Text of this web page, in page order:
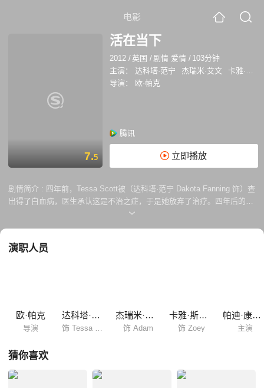
电影
7.5
活在当下
2012 / 英国 /剧情 爱情 / 103分钟
主演：
达科塔·范宁 杰瑞米·艾文
卡雅·斯考达里奥
导演：
欧·帕克
腾讯
立即播放
剧情简介 : 四年前，Tessa Scott被（达科塔·范宁 Dakota Fanning 饰）查
出得了白血病，医生承认这是不治之症，于是她放弃了治疗。四年后的今
天，她的父母已经分居，她和弟弟、父亲（帕迪·康斯戴恩 Paddy
她的第一次性行为，还有比如出名，嗑药，偷东西等等。Zoey的男朋友为
的反对。另一方面，Zoey意外怀孕，...
演职人员
欧·帕克
导演
达科塔·范宁 杰瑞米·艾文
饰 Adam
卡雅·斯考达里奥
饰 Zoey
帕迪·康斯戴恩
主演
猜你喜欢